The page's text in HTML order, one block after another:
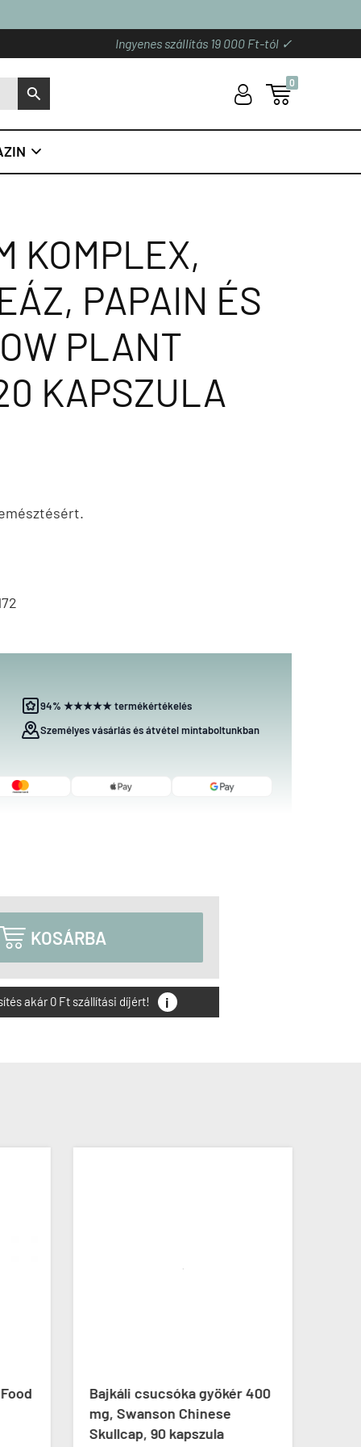
Ingyenes szállítás 19 000 Ft-tól ✓
S U 
0

KOMPLEX,
PAPAIN ÉS
PLANT
KAPSZULA
94% ★★★★★ termékértékelés
Személyes vásárlás és átvétel mintaboltunkban
 KOSÁRBA
akár 0 Ft szállítási díjért! i
Bajkáli csucsóka gyökér 400
mg, Swanson Chinese
Skullcap, 90 kapszula